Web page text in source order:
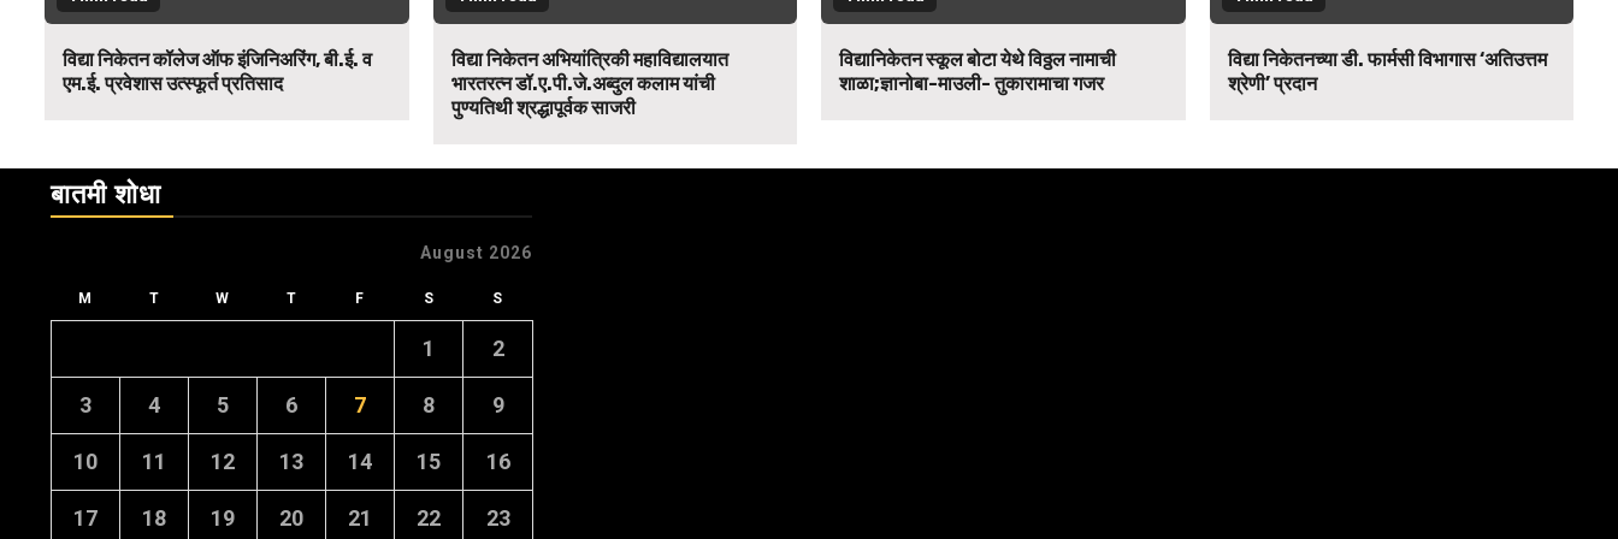
विद्या निकेतन कॉलेज ऑफ इंजिनिअरिंग, बी.ई. व
एम.ई. प्रवेशास उत्स्फूर्त प्रतिसाद
विद्या निकेतन अभियांत्रिकी महाविद्यालयात
भारतरत्न डॉ.ए.पी.जे.अब्दुल कलाम यांची
पुण्यतिथी श्रद्धापूर्वक साजरी
विद्यानिकेतन स्कूल बोटा येथे विठ्ठल नामाची
शाळा;ज्ञानोबा-माउली- तुकारामाचा गजर
विद्या निकेतनच्या डी. फार्मसी विभागास ‘अतिउत्तम
श्रेणी’ प्रदान
बातमी शोधा
August 2026
M T W T F S S
1 2
3 4 5 6 7 8 9
10 11 12 13 14 15 16
17 18 19 20 21 22 23